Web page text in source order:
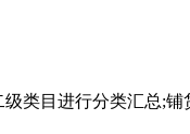
类目进行分类汇总;